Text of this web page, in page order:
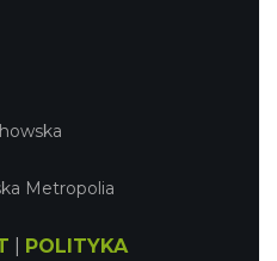
Metropolia
POLITYKA